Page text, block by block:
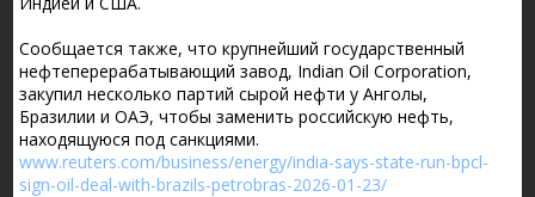
Сообщается также, что крупнейший государственный
нефтеперерабатывающий завод, Indian Oil Corporation,
закупил несколько партий сырой нефти у Анголы,
Бразилии и ОАЭ, чтобы заменить российскую нефть,
находящуюся под санкциями.
www.reuters.com/business/energy/india-says-state-run-bpcl-
sign-oil-deal-with-brazils-petrobras-2026-01-23/